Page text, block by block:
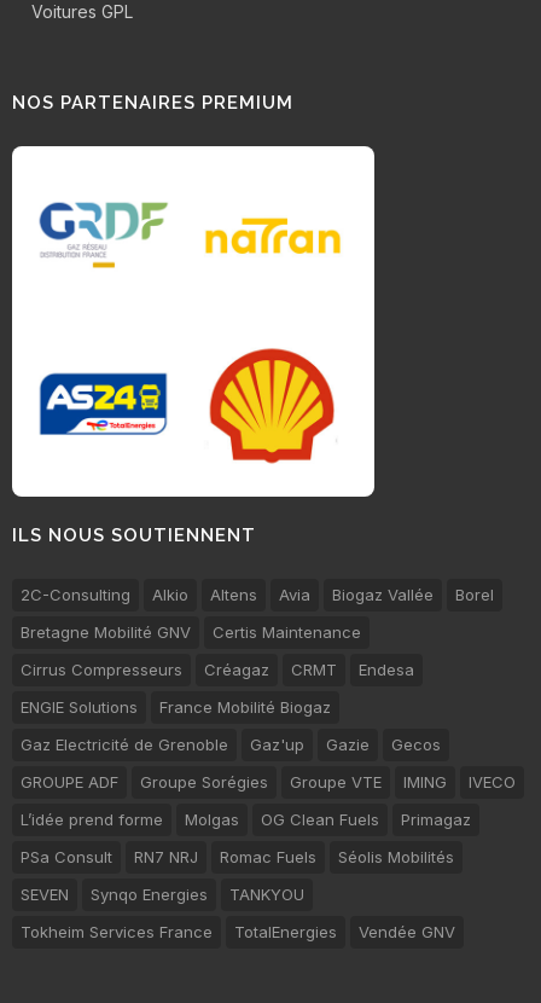
Voitures GPL
NOS PARTENAIRES PREMIUM
ILS NOUS SOUTIENNENT
2C-Consulting Alkio Altens Avia Biogaz Vallée
Borel
Bretagne Mobilité GNV
Certis Maintenance
Cirrus Compresseurs
Créagaz CRMT
Endesa
ENGIE Solutions
France Mobilité Biogaz
Gaz Electricité de Grenoble
Gaz'up Gazie
Gecos
GROUPE ADF
Groupe Sorégies Groupe VTE IMING
IVECO
L’idée prend forme
Molgas OG Clean Fuels
Primagaz
PSa Consult
RN7 NRJ Romac Fuels
Séolis Mobilités
SEVEN
Synqo Energies
TANKYOU
Tokheim Services France
TotalEnergies Vendée GNV